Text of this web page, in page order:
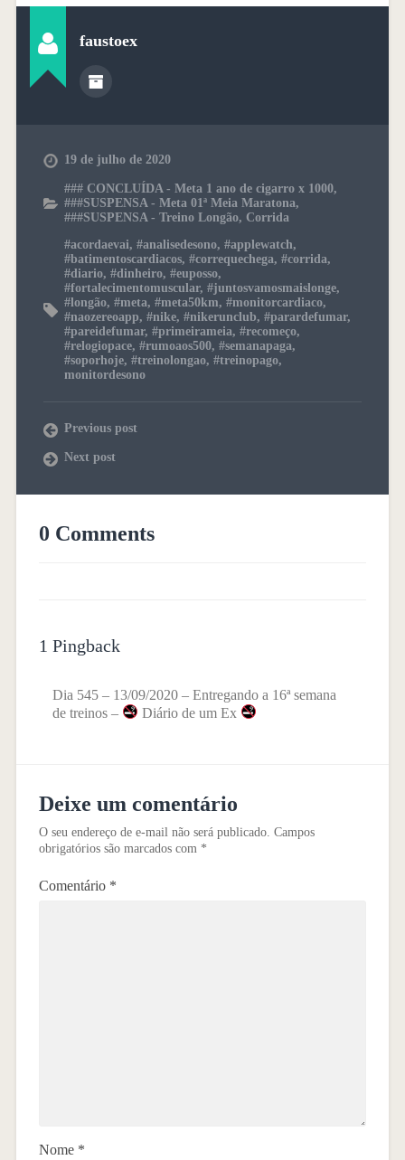
faustoex
19 de julho de 2020
### CONCLUÍDA - Meta 1 ano de cigarro x 1000,
###SUSPENSA - Meta 01ª Meia Maratona,
###SUSPENSA - Treino Longão, Corrida
#acordaevai, #analisedesono, #applewatch,
#batimentoscardiacos, #correquechega, #corrida,
#diario, #dinheiro, #euposso,
#fortalecimentomuscular, #juntosvamosmaislonge,
#longão, #meta, #meta50km, #monitorcardiaco,
#naozereoapp, #nike, #nikerunclub, #parardefumar,
#pareidefumar, #primeirameia, #recomeço,
#relogiopace, #rumoaos500, #semanapaga,
#soporhoje, #treinolongao, #treinopago,
monitordesono
Previous post
Next post
0 Comments
1 Pingback
Dia 545 – 13/09/2020 – Entregando a 16ª semana
de treinos –
Diário de um Ex
Deixe um comentário
O seu endereço de e-mail não será publicado. Campos
obrigatórios são marcados com *
Comentário *
Nome *